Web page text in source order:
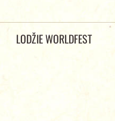
LODŽIE WORLDFEST